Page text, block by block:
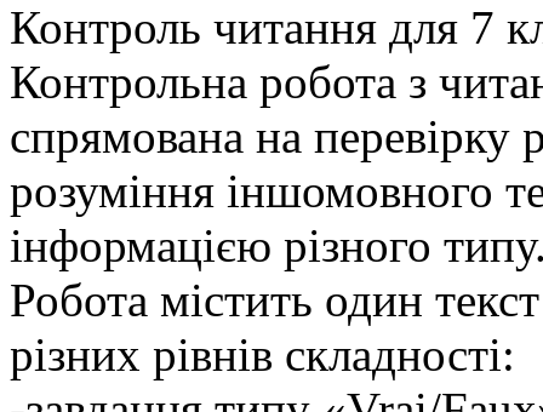
Контроль читання для 7
Контрольна робота з
спрямована на перевірку
розуміння іншомовного
інформацією різного
Робота містить один
різних рівнів складності: